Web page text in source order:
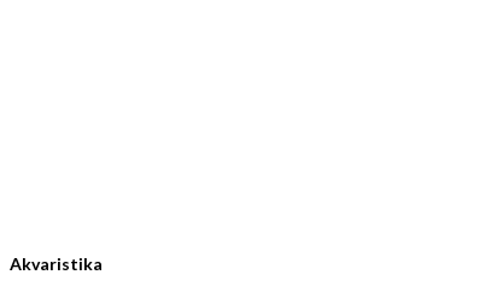
Akvaristika